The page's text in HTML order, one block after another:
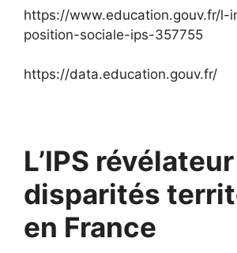
https://www.education.gouv.fr/l-
position-sociale-ips-357755
https://data.education.gouv.fr/
L’IPS
disparités
en France